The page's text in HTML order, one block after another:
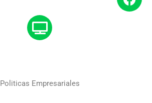
Politicas Empresariales